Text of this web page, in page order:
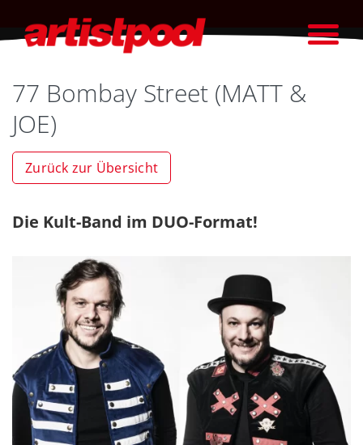
77 Bombay Street (MATT &
JOE)
Zurück zur Übersicht
Die Kult-Band im DUO-Format!